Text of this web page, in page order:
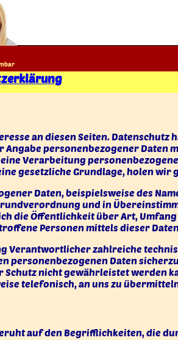
an diesen Seiten.
personenbezogener Daten
eine Verarbeitung
gesetzliche Grundlage, holen
Daten, beispielsweise des
und in
die Öffentlichkeit über Art,
Personen mittels dieser
Verantwortlicher zahlreiche
personenbezogenen Daten
nicht gewährleistet werden
telefonisch, an uns zu
auf den Begrifflichkeiten, die